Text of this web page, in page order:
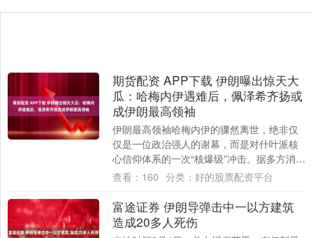
期货配资 APP下载 伊朗曝出惊天大
瓜：哈梅内伊遇难后，佩泽希齐扬或
成伊朗最高领袖
伊朗最高领袖哈梅内伊的骤然离世，绝非仅
仅是一位政治强人的谢幕，而是对什叶派核
心信仰体系的一次“核爆级”冲击。据多方消息
证实，这位执掌伊朗神权数十年的精神领袖
查看： 160 分类： 好的股票配资平台
富途证券 伊朗导弹击中一以方建筑
造成20多人死伤